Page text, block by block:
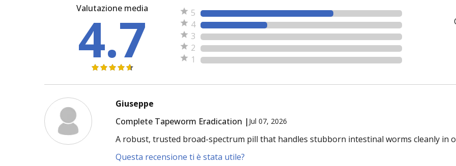
Valutazione media
4.7
5
4
3
2
1
Giuseppe
Complete Tapeworm Eradication | Jul 07, 2026
A robust, trusted broad-spectrum pill that handles stubborn intestinal worms cleanly in
Questa recensione ti è stata utile?